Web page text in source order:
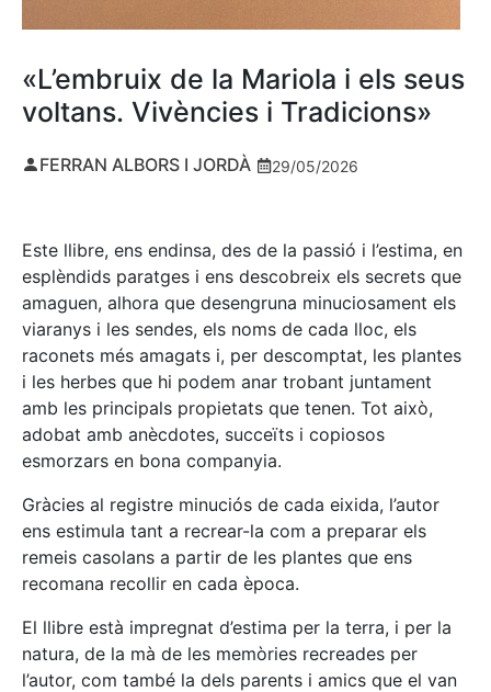
«L’embruix de la Mariola i els seus
voltans. Vivències i Tradicions»
FERRAN ALBORS I JORDÀ 29/05/2026
Este llibre, ens endinsa, des de la passió i l’estima, en
esplèndids paratges i ens descobreix els secrets que
amaguen, alhora que desengruna minuciosament els
viaranys i les sendes, els noms de cada lloc, els
raconets més amagats i, per descomptat, les plantes
i les herbes que hi podem anar trobant juntament
amb les principals propietats que tenen. Tot això,
adobat amb anècdotes, succeïts i copiosos
esmorzars en bona companyia.
Gràcies al registre minuciós de cada eixida, l’autor
ens estimula tant a recrear-la com a preparar els
remeis casolans a partir de les plantes que ens
recomana recollir en cada època.
El llibre està impregnat d’estima per la terra, i per la
natura, de la mà de les memòries recreades per
l’autor, com també la dels parents i amics que el van